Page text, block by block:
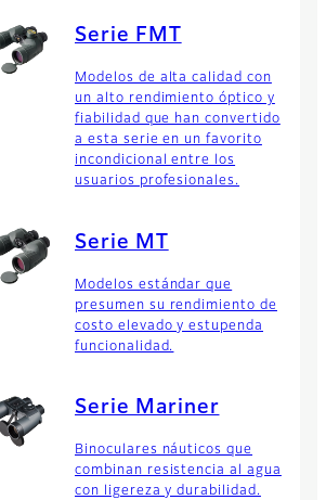
Serie FMT
Modelos de alta calidad con
un alto rendimiento óptico y
fiabilidad que han convertido
a esta serie en un favorito
incondicional entre los
usuarios profesionales.
Serie MT
Modelos estándar que
presumen su rendimiento de
costo elevado y estupenda
funcionalidad.
Serie Mariner
Binoculares náuticos que
combinan resistencia al agua
con ligereza y durabilidad.